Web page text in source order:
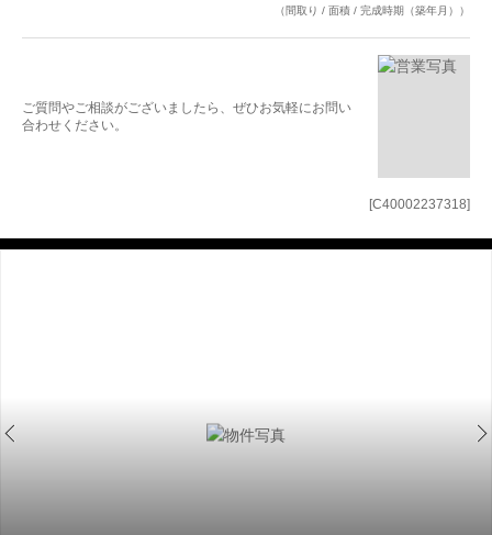
[C40002237318]
（間取り / 面積 / 完成時期（築年月））
ご質問やご相談がございましたら、ぜひお気軽にお問い
合わせください。